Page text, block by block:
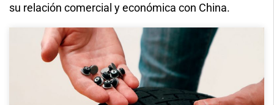
su relación comercial y económica con China.